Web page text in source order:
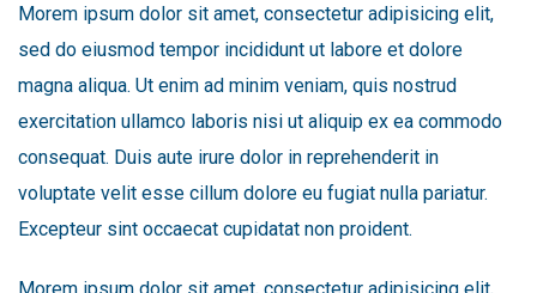
Morem ipsum dolor sit amet, consectetur adipisicing elit,
sed do eiusmod tempor incididunt ut labore et dolore
magna aliqua. Ut enim ad minim veniam, quis nostrud
exercitation ullamco laboris nisi ut aliquip ex ea commodo
consequat. Duis aute irure dolor in reprehenderit in
voluptate velit esse cillum dolore eu fugiat nulla pariatur.
Excepteur sint occaecat cupidatat non proident.
Morem ipsum dolor sit amet, consectetur adipisicing elit,